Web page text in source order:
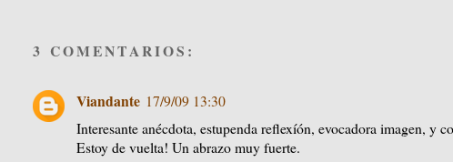
3 COMENTARIOS:
Viandante 17/9/09 13:30
Interesante anécdota, estupenda reflexíón, evocadora imagen, y
Estoy de vuelta! Un abrazo muy fuerte.